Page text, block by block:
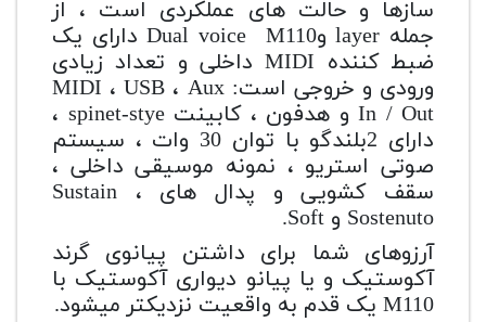
سازها و حالت های عملکردی است ، از
جمله layer وDual voice M110 دارای یک
ضبط کننده MIDI داخلی و تعداد زیادی
ورودی و خروجی است: MIDI ، USB ، Aux
In / Out و هدفون ، کابینت spinet-stye ،
دارای 2بلندگو با توان 30 وات ، سیستم
صوتی استریو ، نمونه موسیقی داخلی ،
سقف کشویی و پدال های Sustain ،
Sostenuto و Soft.
آرزوهای شما برای داشتن پیانوی گرند
آکوستیک و یا پیانو دیواری آکوستیک با
M110 یک قدم به واقعیت نزدیکتر میشود.